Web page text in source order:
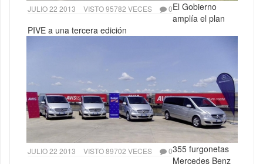
JULIO 22 2013 VISTO 95782 VECES 0El Gobierno
amplía el plan
PIVE a una tercera edición
JULIO 22 2013 VISTO 89702 VECES 0355 furgonetas
Mercedes Benz